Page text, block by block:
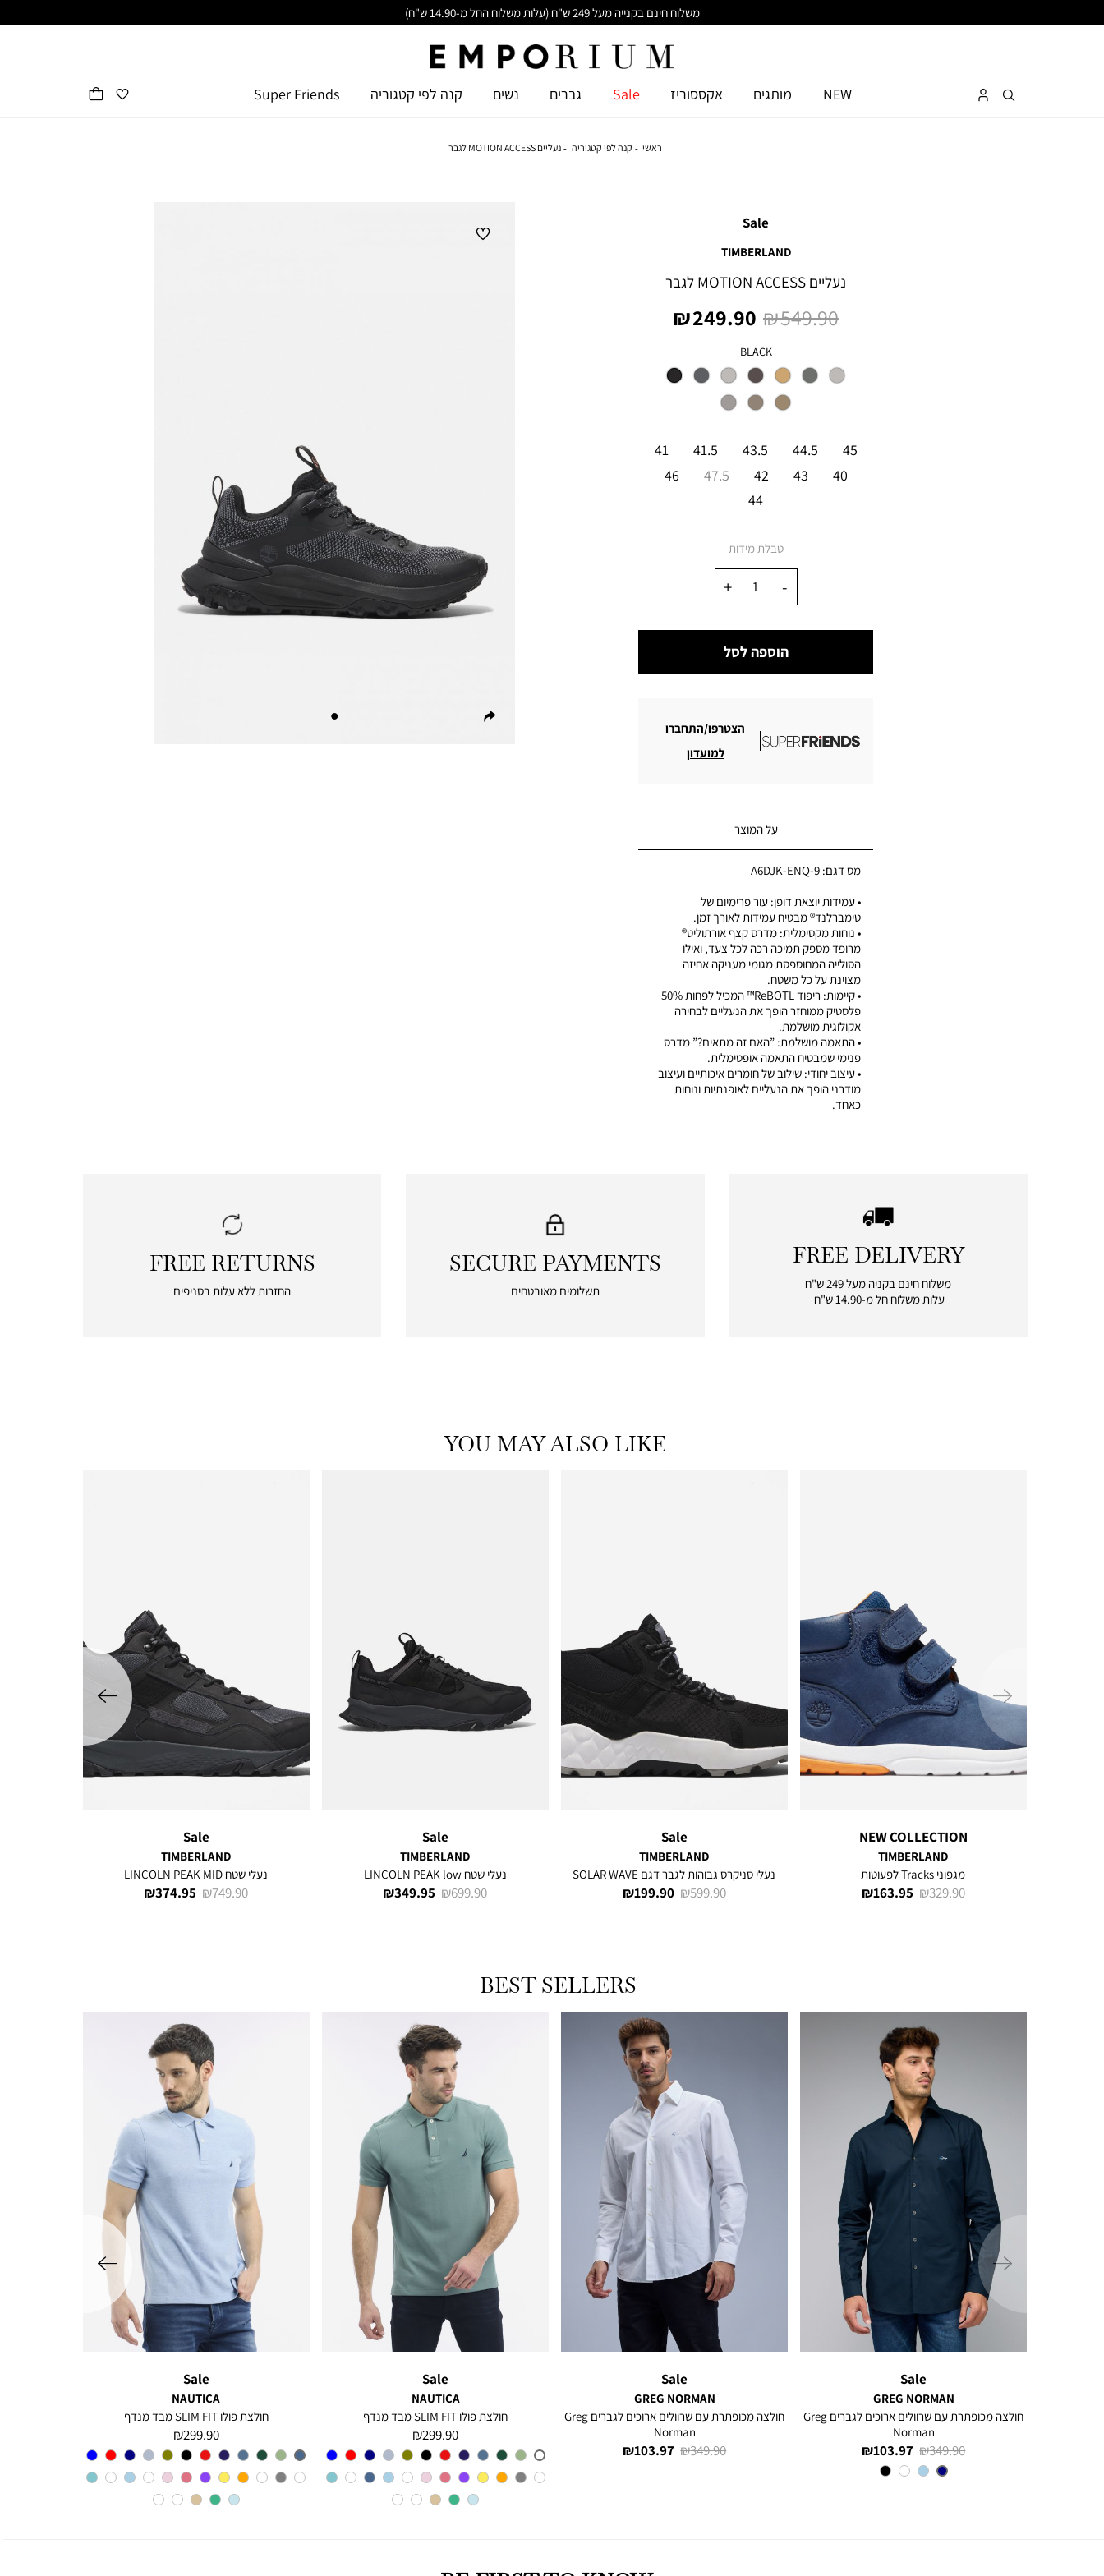
משלוח חינם בקנייה מעל 249 ש"ח (עלות משלוח החל מ-14.90 ש"ח)
NEW מותגים אקססוריז Sale גברים נשים קנה לפי קטגוריה Super Friends
ראשי קנה לפי קטגוריה נעליים MOTION ACCESS לגבר
Sale
TIMBERLAND
נעליים MOTION ACCESS לגבר
מחיר
מוצר
249.90 ₪
מחיר
549.90 ₪
צבע
BLACK
41 41.5 43.5 44.5
45
46
47.5 42 43
40
44
טבלת מידות
הוספה לסל
הצטרפו/התחברו
למועדון
על המוצר
מס דגם: A6DJK-ENQ-9
• עמידות יוצאת דופן: עור פרימיום של
טימברלנד® מבטיח עמידות לאורך זמן.
• נוחות מקסימלית: מדרס קצף אורתוליט®
מרופד מספק תמיכה רכה לכל צעד, ואילו
הסולייה המחוספסת מגומי מעניקה אחיזה
מצוינת על כל משטח.
• קיימות: ריפוד ReBOTL™ המכיל לפחות 50%
פלסטיק ממוחזר הופך את הנעליים לבחירה
אקולוגית מושלמת.
• התאמה מושלמת: ”האם זה מתאים?” מדרס
פנימי שמבטיח התאמה אופטימלית.
• עיצוב יחודי: שילוב של חומרים איכותיים ועיצוב
מודרני הופך את הנעליים לאופנתיות ונוחות
כאחד.
|
free
delivery
|
FREE DELIVERY
משלוח חינם בקניה מעל 249 ש"ח
עלות משלוח חל מ-14.90 ש"ח
|
payments
SECURE PAYMENTS
תשלומים מאובטחים
|
returns
FREE RETURNS
החזרות ללא עלות בסניפים
YOU MAY ALSO LIKE
ימינה
NEW COLLECTION
TIMBERLAND
מגפוני Tracks לפעוטות
מחיר
163.95 ₪
מחיר
329.90 ₪
Sale
TIMBERLAND
נעלי סניקרס גבוהות לגבר דגם SOLAR WAVE
מחיר
199.90 ₪
מחיר
599.90 ₪
Sale
TIMBERLAND
נעלי שטח LINCOLN PEAK low
מחיר
349.95 ₪
מחיר
699.90 ₪
Sale
TIMBERLAND
נעלי שטח LINCOLN PEAK MID
מחיר
374.95 ₪
מחיר
749.90 ₪
שמאלה
BEST SELLERS
ימינה
Sale
GREG NORMAN
חולצה מכופתרת עם שרוולים ארוכים לגברים Greg
Norman
מחיר
מוצר
103.97 ₪
מחיר
רגיל
349.90 ₪
צבע
NAVY
Sale
GREG NORMAN
חולצה מכופתרת עם שרוולים ארוכים לגברים Greg
Norman
מחיר
103.97 ₪
מחיר
349.90 ₪
Sale
NAUTICA
חולצת פולו SLIM FIT מבד מנדף
מחיר
מוצר
299.90 ₪
צבע
A6M
Sale
NAUTICA
חולצת פולו SLIM FIT מבד מנדף
מחיר
מוצר
299.90 ₪
צבע
CHARTER
BLUE
שמאלה